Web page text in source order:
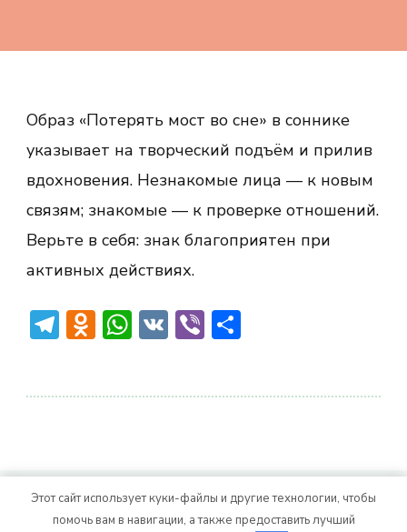
Образ «Потерять мост во сне» в соннике
указывает на творческий подъём и прилив
вдохновения. Незнакомые лица — к новым
связям; знакомые — к проверке отношений.
Верьте в себя: знак благоприятен при
активных действиях.
Telegram
Odnoklassniki
WhatsApp
VKViber
© Авторское право 2026 Vitality Life. Все права
Этот сайт использует куки-файлы и другие технологии, чтобы
помочь вам в навигации, а также предоставить лучший